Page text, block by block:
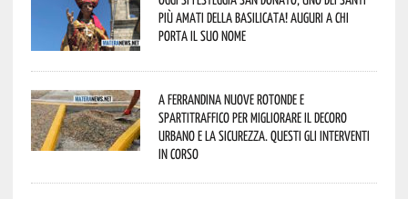
più amati della Basilicata! Auguri a chi
porta il suo nome
A Ferrandina nuove rotonde e
spartitraffico per migliorare il decoro
urbano e la sicurezza. Questi gli interventi
in corso